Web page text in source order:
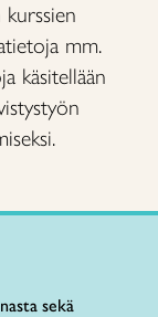
mm.
käsitellään
sekä